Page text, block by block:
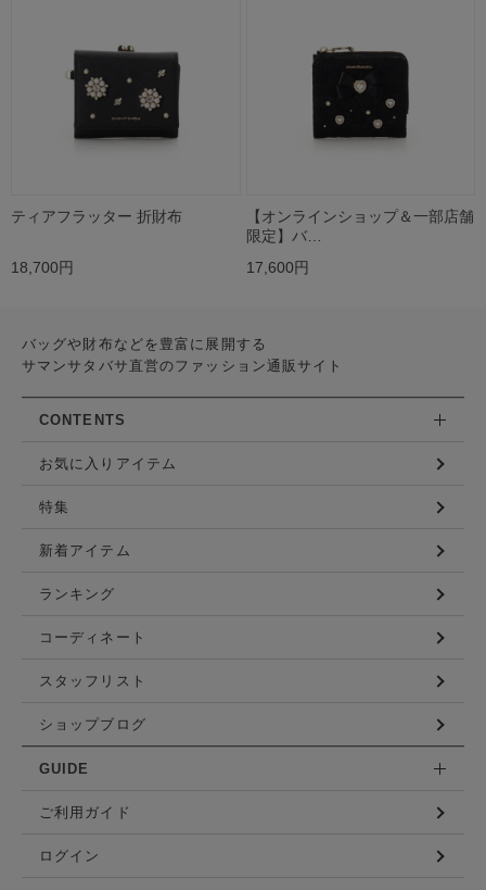
ティアフラッター 折財布
18,700円
【オンラインショップ＆一部店舗
限定】バ…
17,600円
バッグや財布などを豊富に展開する
サマンサタバサ直営のファッション通販サイト
CONTENTS
お気に入りアイテム
特集
新着アイテム
ランキング
コーディネート
スタッフリスト
ショップブログ
GUIDE
ご利用ガイド
ログイン